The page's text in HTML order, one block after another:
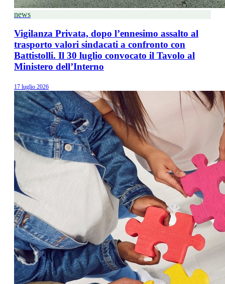
news
Vigilanza Privata, dopo l’ennesimo assalto al
trasporto valori sindacati a confronto con
Battistolli. Il 30 luglio convocato il Tavolo al
Ministero dell’Interno
17 luglio 2026